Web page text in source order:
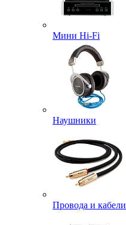
Мини Hi-Fi
Наушники
Провода и кабели